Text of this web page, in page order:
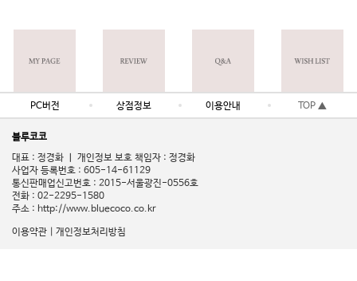
PC버전 상점정보 이용안내 TOP ▲
블루코코
대표 : 정경화 ㅣ 개인정보 보호 책임자 : 정경화
사업자 등록번호 : 605-14-61129
통신판매업신고번호 : 2015-서울광진-0556호
전화 : 02-2295-1580
주소 : http://www.bluecoco.co.kr
이용약관 개인정보처리방침